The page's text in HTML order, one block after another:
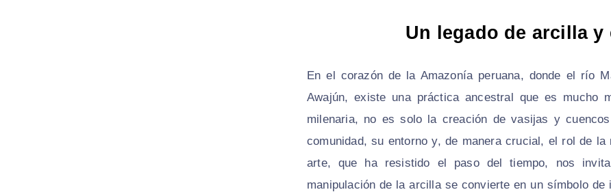
Un legado de arcilla
En el corazón de la Amazonía peruana, donde el río
Awajún, existe una práctica ancestral que es mucho
milenaria, no es solo la creación de vasijas y
comunidad, su entorno y, de manera crucial, el rol de
arte, que ha resistido el paso del tiempo, nos
manipulación de la arcilla se convierte en un símbolo